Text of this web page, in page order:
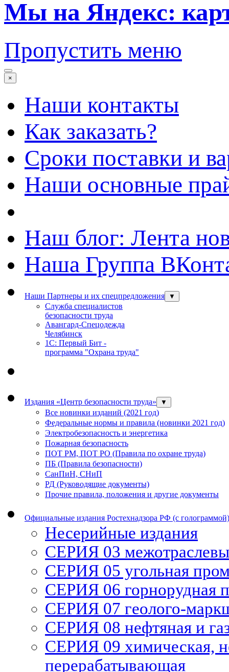
Мы на Яндекс:
Пропустить меню
×
Наши контакты
Как заказать?
Сроки поставки и
Наши основные
Наш блог: Лента
Наша Группа
Наши Партнеры и их спецпредложения ▼
Служба специалистов
безопасности труда
Авангард-Спецодежда
Челябинск
1С: Первый Бит -
программа "Охрана труда"
Издания «Центр безопасности труда» ▼
Все новинки изданий (2021 год)
Федеральные нормы и правила (новинки 2021 год)
Электробезопасность и энергетика
Пожарная безопасность
ПОТ РМ, ПОТ РО (Правила по охране труда)
ПБ (Правила безопасности)
СанПиН, СНиП
РД (Руководящие документы)
Прочие правила, положения и другие документы
Официальные издания Ростехнадзора РФ (с голограммой)
Несерийные издания
СЕРИЯ 03
СЕРИЯ 05 угольная
СЕРИЯ 06 горнорудная
СЕРИЯ 07 геолого-
СЕРИЯ 08 нефтяная и
СЕРИЯ 09 химическая,
перерабатывающая